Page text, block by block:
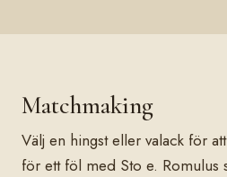
Matchmaking
Välj en hingst eller valack för
för ett föl med Sto e. Romulus